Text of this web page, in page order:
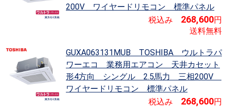
200V ワイヤードリモコン 標準パネル
税込み 268,600円
送料無料
GUXA063131MUB TOSHIBA ウルトラパ
ワーエコ 業務用エアコン 天井カセット
形4方向 シングル 2.5馬力 三相200V
ワイヤードリモコン 標準パネル
税込み 268,600円